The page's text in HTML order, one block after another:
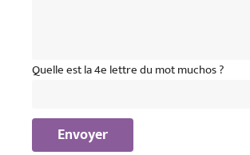
Quelle est la 4e lettre du mot muchos ?